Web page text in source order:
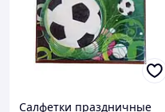
Салфетки праздничные